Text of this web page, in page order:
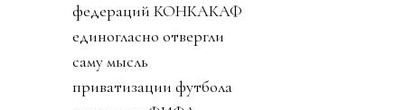
федераций КОНКАКАФ
единогласно отвергли
саму мысль
приватизации футбола